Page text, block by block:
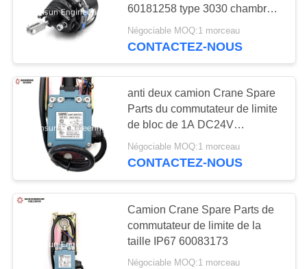
PRIVACY
POLICY
Excavatrice utilisée
Excavatrice Filter de
SANY
60181258 type 3030 chambre
de frein
Négociable MOQ:1 morceau
CONTACTEZ-NOUS
anti deux camion Crane Spare
Parts du commutateur de limite
de bloc de 1A DC24V
60083173
Négociable MOQ:1 morceau
CONTACTEZ-NOUS
Camion Crane Spare Parts de
commutateur de limite de la
taille IP67 60083173
Négociable MOQ:1 morceau